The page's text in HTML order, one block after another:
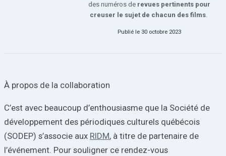
des numéros de revues pertinents pour
creuser le sujet de chacun des films.
Publié le 30 octobre 2023
À propos de la collaboration
C’est avec beaucoup d’enthousiasme que la Société de
développement des périodiques culturels québécois
(SODEP) s’associe aux RIDM, à titre de partenaire de
l’événement. Pour souligner ce rendez-vous